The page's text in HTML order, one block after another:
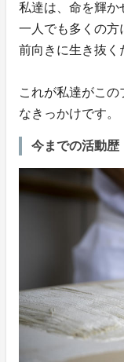
私達は、命を輝か
一人でも多くの方
前向きに生き抜く
これが私達がこの
なきっかけです。
今までの活動歴